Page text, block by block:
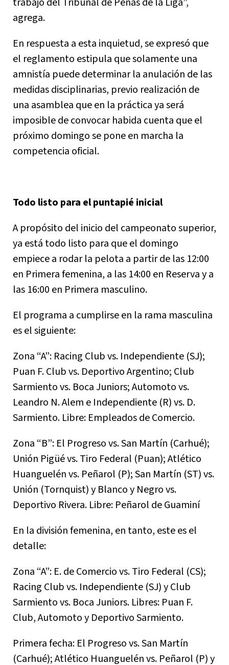
agrega.
En respuesta a esta inquietud, se expresó que
el reglamento estipula que solamente una
amnistía puede determinar la anulación de las
medidas disciplinarias, previo realización de
una asamblea que en la práctica ya será
imposible de convocar habida cuenta que el
próximo domingo se pone en marcha la
competencia oficial.
Todo listo para el puntapié inicial
A propósito del inicio del campeonato superior,
ya está todo listo para que el domingo
empiece a rodar la pelota a partir de las 12:00
en Primera femenina, a las 14:00 en Reserva y a
las 16:00 en Primera masculino.
El programa a cumplirse en la rama masculina
es el siguiente:
Zona “A”: Racing Club vs. Independiente (SJ);
Puan F. Club vs. Deportivo Argentino; Club
Sarmiento vs. Boca Juniors; Automoto vs.
Leandro N. Alem e Independiente (R) vs. D.
Sarmiento. Libre: Empleados de Comercio.
Zona “B”: El Progreso vs. San Martín (Carhué);
Unión Pigüé vs. Tiro Federal (Puan); Atlético
Huanguelén vs. Peñarol (P); San Martín (ST) vs.
Unión (Tornquist) y Blanco y Negro vs.
Deportivo Rivera. Libre: Peñarol de Guaminí
En la división femenina, en tanto, este es el
detalle:
Zona “A”: E. de Comercio vs. Tiro Federal (CS);
Racing Club vs. Independiente (SJ) y Club
Sarmiento vs. Boca Juniors. Libres: Puan F.
Club, Automoto y Deportivo Sarmiento.
Primera fecha: El Progreso vs. San Martín
(Carhué); Atlético Huanguelén vs. Peñarol (P) y